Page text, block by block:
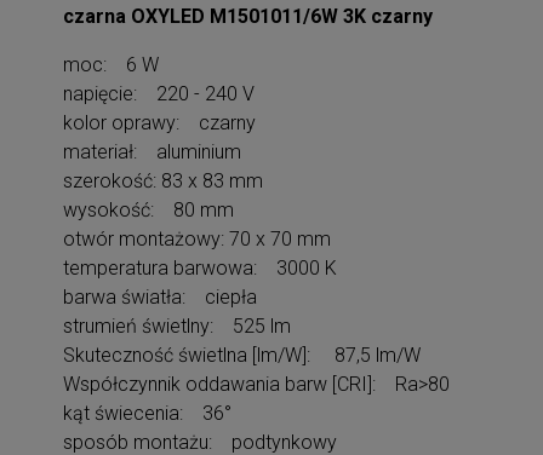
czarna OXYLED M1501011/6W 3K czarny
moc: 6 W
napięcie: 220 - 240 V
kolor oprawy: czarny
materiał: aluminium
szerokość: 83 x 83 mm
wysokość: 80 mm
otwór montażowy: 70 x 70 mm
temperatura barwowa: 3000 K
barwa światła: ciepła
strumień świetlny: 525 lm
Skuteczność świetlna [lm/W]: 87,5 lm/W
Współczynnik oddawania barw [CRI]: Ra>80
kąt świecenia: 36°
sposób montażu: podtynkowy